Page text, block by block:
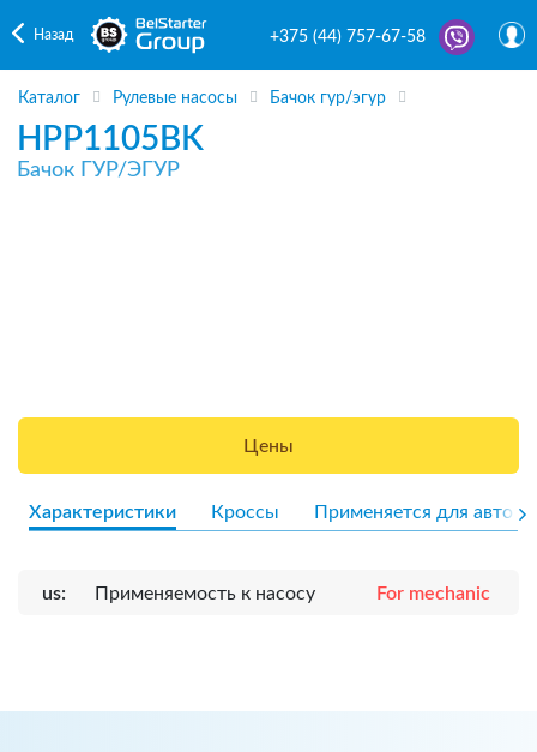
Назад +375 (44) 757-67-58
Каталог Рулевые насосы Бачок гур/эгур
HPP1105BK
Бачок ГУР/ЭГУР
Цены
Характеристики Кроссы Применяется для авто
us: Применяемость к насосу For mechanic